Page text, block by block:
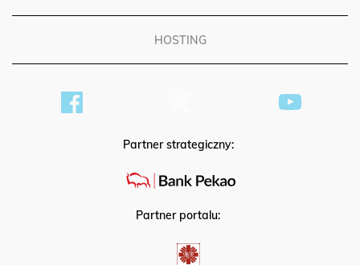
HOSTING
Partner strategiczny:
Partner portalu: